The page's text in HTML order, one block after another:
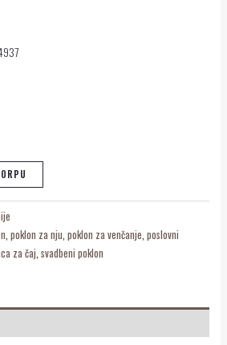
poklon za nju poklon za venčanje poslovni
za čaj svadbeni poklon